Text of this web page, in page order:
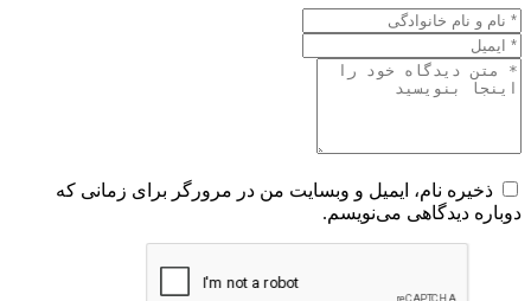
ذخیره نام، ایمیل و وبسایت من در مرورگر برای زمانی که
دوباره دیدگاهی می‌نویسم.